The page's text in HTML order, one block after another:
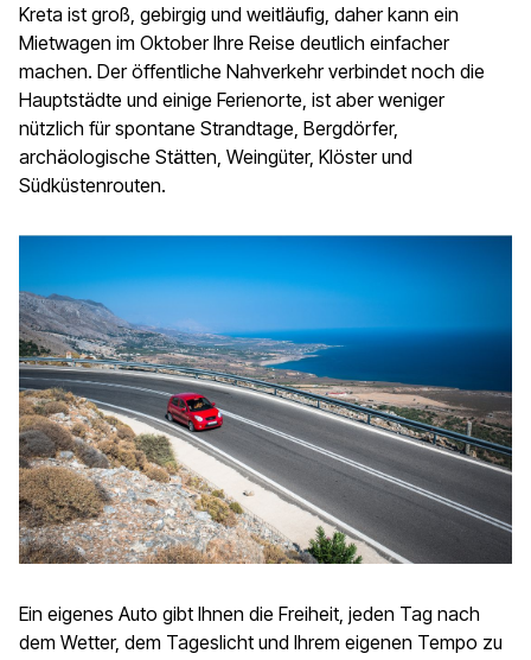
Kreta ist groß, gebirgig und weitläufig, daher kann ein
Mietwagen im Oktober Ihre Reise deutlich einfacher
machen. Der öffentliche Nahverkehr verbindet noch die
Hauptstädte und einige Ferienorte, ist aber weniger
nützlich für spontane Strandtage, Bergdörfer,
archäologische Stätten, Weingüter, Klöster und
Südküstenrouten.
Ein eigenes Auto gibt Ihnen die Freiheit, jeden Tag nach
dem Wetter, dem Tageslicht und Ihrem eigenen Tempo zu